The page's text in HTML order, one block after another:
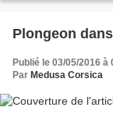
Plongeon
Publié le 03/05/2016 à
Par Medusa Corsica